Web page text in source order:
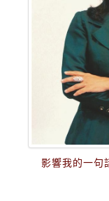
影響我的一句